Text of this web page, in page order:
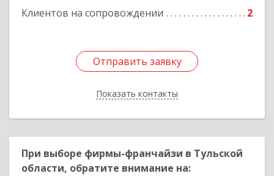
Клиентов на сопровождении 2
Отправить заявку
Показать контакты
Отправить заявку
Назад
При выборе фирмы-франчайзи в Тульской
области, обратите внимание на: